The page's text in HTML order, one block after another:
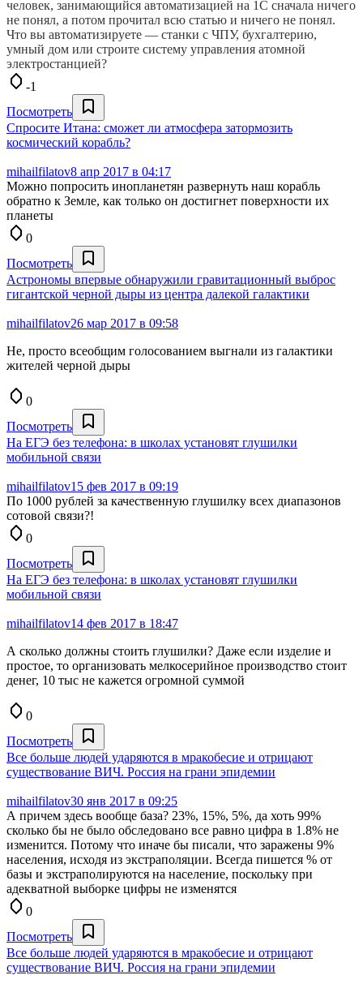
человек, занимающийся автоматизацией на 1С сначала ничего
не понял, а потом прочитал всю статью и ничего не понял.
Что вы автоматизируете — станки с ЧПУ, бухгалтерию,
умный дом или строите систему управления атомной
электростанцией?
-1
Посмотреть
Спросите Итана: сможет ли атмосфера затормозить
космический корабль?
mihailfilatov8 апр 2017 в 04:17
Можно попросить инопланетян развернуть наш корабль
обратно к Земле, как только он достигнет поверхности их
планеты
0
Посмотреть
Астрономы впервые обнаружили гравитационный выброс
гигантской черной дыры из центра далекой галактики
mihailfilatov26 мар 2017 в 09:58
Не, просто всеобщим голосованием выгнали из галактики
жителей черной дыры
0
Посмотреть
На ЕГЭ без телефона: в школах установят глушилки
мобильной связи
mihailfilatov15 фев 2017 в 09:19
По 1000 рублей за качественную глушилку всех диапазонов
сотовой связи?!
0
Посмотреть
На ЕГЭ без телефона: в школах установят глушилки
мобильной связи
mihailfilatov14 фев 2017 в 18:47
А сколько должны стоить глушилки? Даже если изделие и
простое, то организовать мелкосерийное производство стоит
денег, 10 тыс не кажется огромной суммой
0
Посмотреть
Все больше людей ударяются в мракобесие и отрицают
существование ВИЧ. Россия на грани эпидемии
mihailfilatov30 янв 2017 в 09:25
А причем здесь вообще база? 23%, 15%, 5%, да хоть 99%
сколько бы не было обследовано все равно цифра в 1.8% не
изменится. Потому что иначе бы писали, что заражены 9%
населения, исходя из экстраполяции. Всегда пишется % от
базы и экстраполируются на население, поскольку при
адекватной выборке цифры не изменятся
0
Посмотреть
Все больше людей ударяются в мракобесие и отрицают
существование ВИЧ. Россия на грани эпидемии